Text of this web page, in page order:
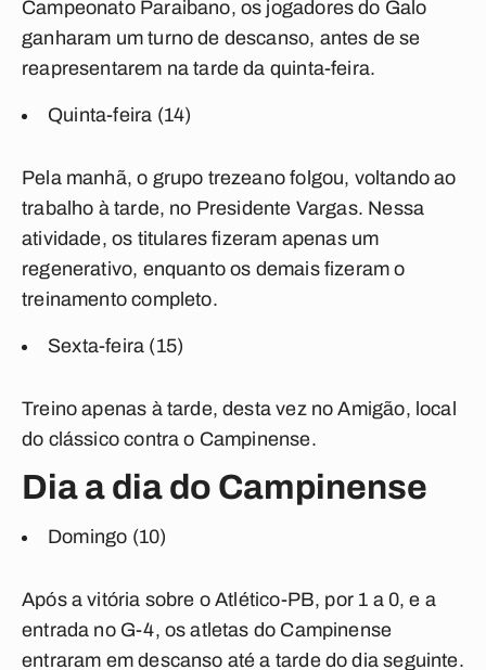
Campeonato Paraibano, os jogadores do Galo
ganharam um turno de descanso, antes de se
reapresentarem na tarde da quinta-feira.
Quinta-feira (14)
Pela manhã, o grupo trezeano folgou, voltando ao
trabalho à tarde, no Presidente Vargas. Nessa
atividade, os titulares fizeram apenas um
regenerativo, enquanto os demais fizeram o
treinamento completo.
Sexta-feira (15)
Treino apenas à tarde, desta vez no Amigão, local
do clássico contra o Campinense.
Dia a dia do Campinense
Domingo (10)
Após a vitória sobre o Atlético-PB, por 1 a 0, e a
entrada no G-4, os atletas do Campinense
entraram em descanso até a tarde do dia seguinte.